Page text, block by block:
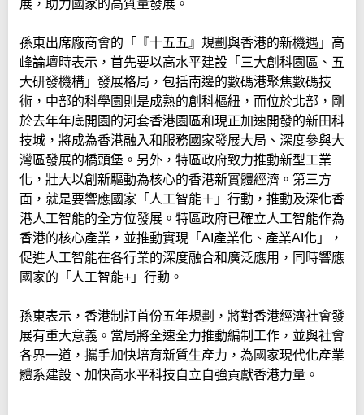
展，助力國家的高質量發展。
孫東出席廠商會的「『十五五』規劃與香港的新機遇」高
峰論壇時表示，首先要以高水平建設「三大創科園區、五
大研發機構」發展格局，包括南邊的數碼港聚焦數碼技
術，中部的科學園則是成熟的創科樞紐，而位於北部，剛
於去年年底開園的河套香港園區和現正加速開發的新田科
技城，將成為香港融入和服務國家發展大局、深度參與大
灣區發展的橋頭堡。另外，特區政府致力推動新型工業
化，壯大以創新驅動為核心的香港新實體經濟。第三方
面，就是要響應國家「人工智能＋」行動，推動及深化香
港人工智能的全方位發展。特區政府已確立人工智能作為
香港的核心產業，並推動實現「AI產業化、產業AI化」，
促進人工智能在各行業的深度融合和廣泛應用，同時響應
國家的「人工智能+」行動。
孫東表示，香港制訂首份五年規劃，將對香港經濟社會發
展有重大意義。當局將全速全力推動編制工作，並與社會
各界一道，攜手加快培育新質生產力，為國家現代化產業
體系建設、加快高水平科技自立自強貢獻香港力量。